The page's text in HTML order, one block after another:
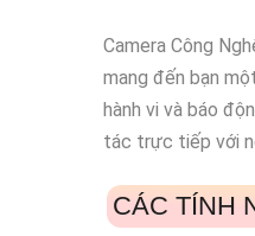
Camera Công
mang đến bạn
hành vi và báo
tác trực tiếp với
CÁC TÍNH